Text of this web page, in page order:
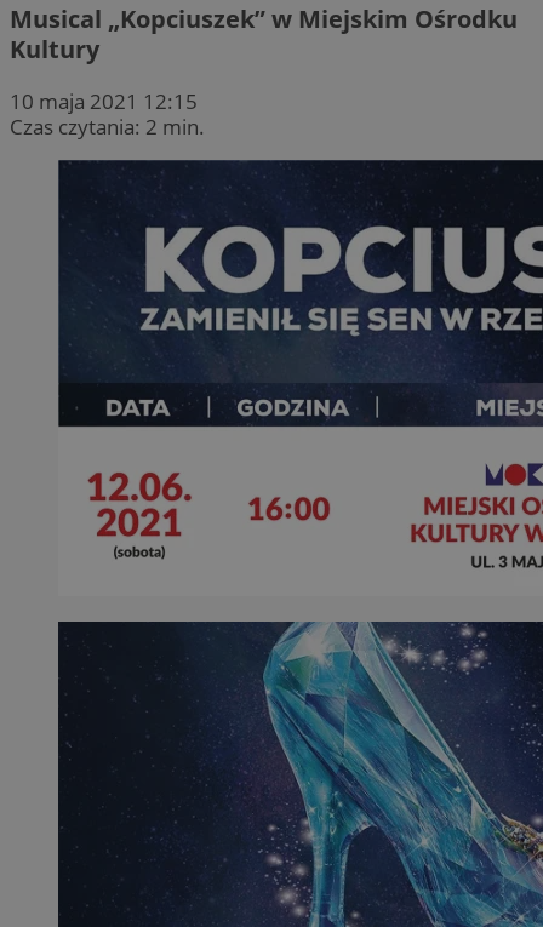
Musical „Kopciuszek” w Miejskim Ośrodku
Kultury
10 maja 2021 12:15
Czas czytania: 2 min.